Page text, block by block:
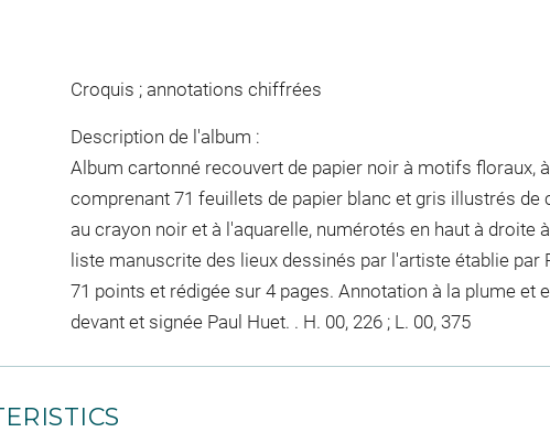
Croquis ; annotations chiffrées
Description de l'album :
Album cartonné recouvert de papier noir à motifs floraux,
comprenant 71 feuillets de papier blanc et gris illustrés de
au crayon noir et à l'aquarelle, numérotés en haut à droite
liste manuscrite des lieux dessinés par l'artiste établie par
71 points et rédigée sur 4 pages. Annotation à la plume et
devant et signée Paul Huet. . H. 00, 226 ; L. 00, 375